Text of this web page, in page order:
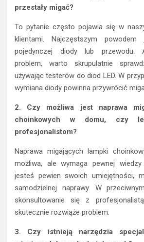
przestały migać?
To pytanie często pojawia się w
klientami. Najczęstszym powodem
pojedynczej diody lub przewodu.
problem, warto skrupulatnie
używając testerów do diod LED. W
wymiana diody powinna przywrócić
2. Czy możliwa jest naprawa
choinkowych w domu, czy
profesjonalistom?
Naprawa migających lampki
możliwa, ale wymaga pewnej
jesteś pewien swoich umiejętności,
samodzielnej naprawy. W
skonsultowanie się z
skutecznie rozwiąże problem.
3. Czy istnieją narzędzia